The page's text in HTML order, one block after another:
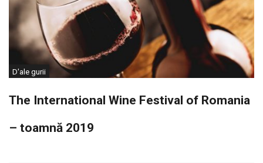
D'ale gurii
The International Wine Festival of Romania
– toamnă 2019